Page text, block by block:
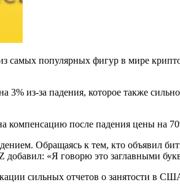
популярных фигур в мире
3% из-за падения, которое также
компенсацию после падения цены на
Обращаясь к тем, кто объявил
добавил: «Я говорю это заглавными
сильных отчетов о занятости в